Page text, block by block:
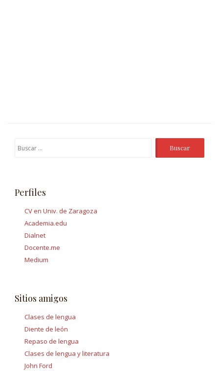
Perfiles
CV en Univ. de Zaragoza
Academia.edu
Dialnet
Docente.me
Medium
Sitios amigos
Clases de lengua
Diente de león
Repaso de lengua
Clases de lengua y literatura
John Ford